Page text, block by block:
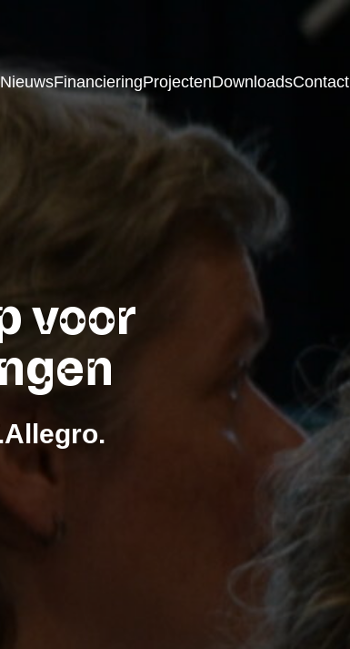
NieuwsFinancieringProjectenDownloadsContact
voor